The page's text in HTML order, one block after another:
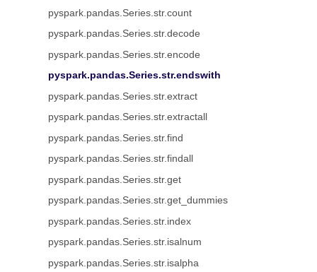
pyspark.pandas.Series.str.count
pyspark.pandas.Series.str.decode
pyspark.pandas.Series.str.encode
pyspark.pandas.Series.str.endswith
pyspark.pandas.Series.str.extract
pyspark.pandas.Series.str.extractall
pyspark.pandas.Series.str.find
pyspark.pandas.Series.str.findall
pyspark.pandas.Series.str.get
pyspark.pandas.Series.str.get_dummies
pyspark.pandas.Series.str.index
pyspark.pandas.Series.str.isalnum
pyspark.pandas.Series.str.isalpha